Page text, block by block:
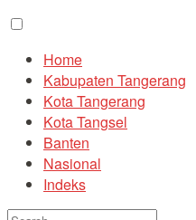
Home
Kabupaten Tangerang
Kota Tangerang
Kota Tangsel
Banten
Nasional
Indeks